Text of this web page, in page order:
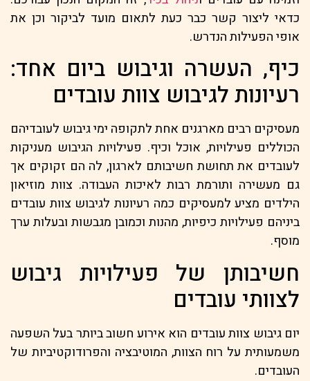
כדאי ליצור קשר כבר כעת לתאום מועד לביקור וכן את
אופי הפעילות הנדרש.
כיף, העשרה וגיבוש ביום אחד:
רעיונות לגיבוש צוות עובדים
מעסיקים רבים מארגנים אחת לתקופה ימי גיבוש לעובדיהם
הכוללים פעילויות, אוכל וכיף. פעילויות הגיבוש מעניקות
לעובדים את תחושת חשיבותם לארגון, לה הם זקוקים אך
גם מעשירה ותורמת רבות לאיכות העבודה. צוות מוזיאון
הילדים מציע למעסיקים כמה רעיונות לגיבוש צוות עובדים
ביניהם פעילויות כיפיות, מהנות וכמובן מגבשות ובעלות ערך
מוסף.
חשיבותן של פעילויות גיבוש
לצוותי עובדים
יום גיבוש צוות עובדים הוא אירוע חשוב ביותר בעל השפעה
משמעותית על רוח הצוות, המוטיבציה והפרודוקטיביות של
העובדים.